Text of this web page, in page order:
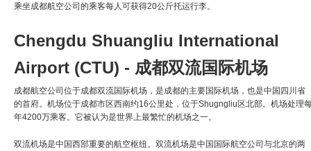
乘坐成都航空公司的乘客每人可获得20公斤托运行李。
Chengdu Shuangliu International
Airport (CTU) - 成都双流国际机场
成都航空公司位于成都双流国际机场，是成都的主要国际机场，也是中国四川省
的首府。机场位于成都市区西南约16公里处，位于Shugngliu区北部。机场处理
年4200万乘客。它被认为是世界上最繁忙的机场之一。
双流机场是中国西部重要的航空枢纽。双流机场是中国国际航空公司与北京的两